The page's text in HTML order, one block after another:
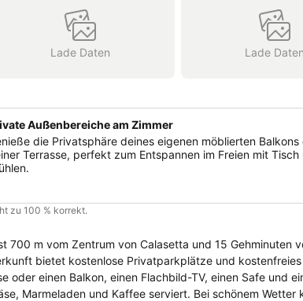
Lade Daten Lade Daten
Außenbereiche am Zimmer
die Privatsphäre deines eigenen möblierten Balkons
Terrasse, perfekt zum Entspannen im Freien mit Tisch
zu 100 % korrekt.
m vom Zentrum von Calasetta und 15 Gehminuten
bietet kostenlose Privatparkplätze und
Marmeladen und Kaffee serviert. Bei schönem Wetter